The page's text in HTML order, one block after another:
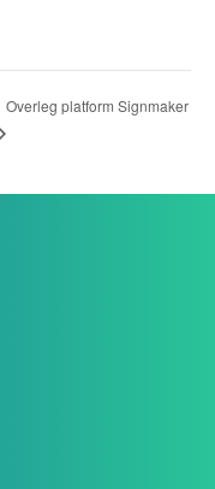
Overleg platform Signmaker